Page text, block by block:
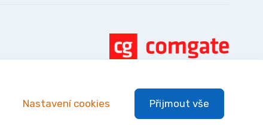
Nastavení cookies Přijmout vše